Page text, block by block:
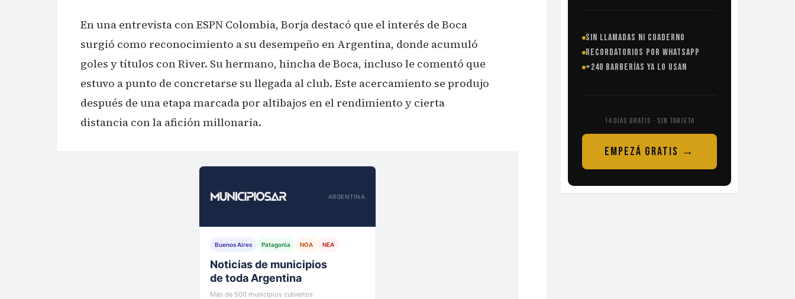
En una entrevista con ESPN Colombia, Borja destacó que el interés de Boca
surgió como reconocimiento a su desempeño en Argentina, donde acumuló
goles y títulos con River. Su hermano, hincha de Boca, incluso le comentó que
estuvo a punto de concretarse su llegada al club. Este acercamiento se produjo
después de una etapa marcada por altibajos en el rendimiento y cierta
distancia con la afición millonaria.
ARGENTINA
Buenos Aires Patagonia NOA NEA
Tu municipio,
al instante
Más de 500 municipios cubiertos
SIN LLAMADAS NI CUADERNO
RECORDATORIOS POR WHATSAPP
+240 BARBERÍAS YA LO USAN
14 DÍAS GRATIS · SIN TARJETA
EMPEZÁ GRATIS →